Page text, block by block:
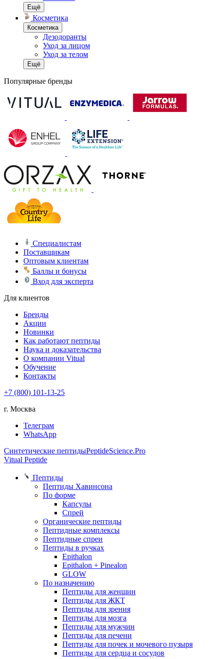
Ещё
Косметика
Косметика
Дезодоранты
Уход за лицом
Уход за телом
Ещё
Популярные бренды
Специалистам
Поставщикам
Оптовым клиентам
Баллы и бонусы
Вход для эксперта
Для клиентов
Бренды
Акции
Новинки
Как работают пептиды
Наука и доказательства
О компании Vitual
Обучение
Контакты
+7 (800) 101-13-25
г. Москва
Телеграм
WhatsApp
Синтетические пептидыPeptideScience.Pro
Vitual Peptide
Пептиды
Пептиды Хавинсона
По форме
Капсулы
Спрей
Органические пептиды
Пептидные комплексы
Пептидные спреи
Пептиды в ручках
Epithalon
Epithalon + Pinealon
GLOW
По назначению
Пептиды для женщин
Пептиды для ЖКТ
Пептиды для зрения
Пептиды для мозга
Пептиды для мужчин
Пептиды для печени
Пептиды для почек и мочевого пузыря
Пептиды для сердца и сосудов